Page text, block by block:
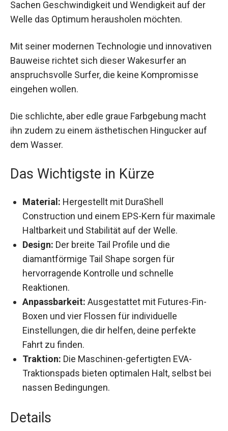
der Welle das Optimum herausholen möchten.
innovativen Bauweise richtet sich dieser
Wakesurfer an anspruchsvolle Surfer, die keine
Kompromisse eingehen wollen.
ihn zudem zu einem ästhetischen Hingucker auf
dem Wasser.
Construction und einem EPS-Kern für
maximale Haltbarkeit und Stabilität auf der
Welle.
Design: Der breite Tail Profile und die
diamantförmige Tail Shape sorgen für
hervorragende Kontrolle und schnelle
Reaktionen.
Anpassbarkeit: Ausgestattet mit Futures-Fin-
Boxen und vier Flossen für individuelle
Einstellungen, die dir helfen, deine perfekte
Fahrt zu finden.
Traktion: Die Maschinen-gefertigten EVA-
Traktionspads bieten optimalen Halt, selbst
bei nassen Bedingungen.
Details